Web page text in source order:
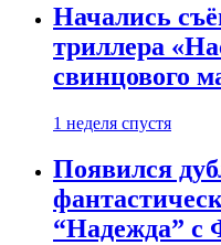
Начались
триллера
свинцового
1 неделя спустя
Появился
“Надежда” с